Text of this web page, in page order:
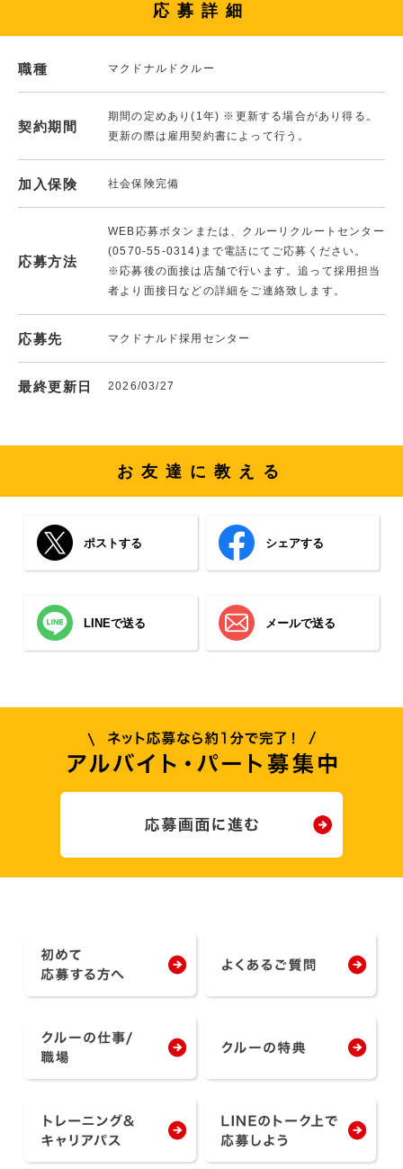
応募詳細
職種 マクドナルドクルー
契約期間
期間の定めあり(1年) ※更新する場合があり得る。
更新の際は雇用契約書によって行う。
加入保険 社会保険完備
応募方法
WEB応募ボタンまたは、クルーリクルートセンター
(0570-55-0314)まで電話にてご応募ください。
※応募後の面接は店舗で行います。追って採用担当
者より面接日などの詳細をご連絡致します。
応募先 マクドナルド採用センター
最終更新日 2026/03/27
お友達に教える
ポストする シェアする
LINEで送る メールで送る